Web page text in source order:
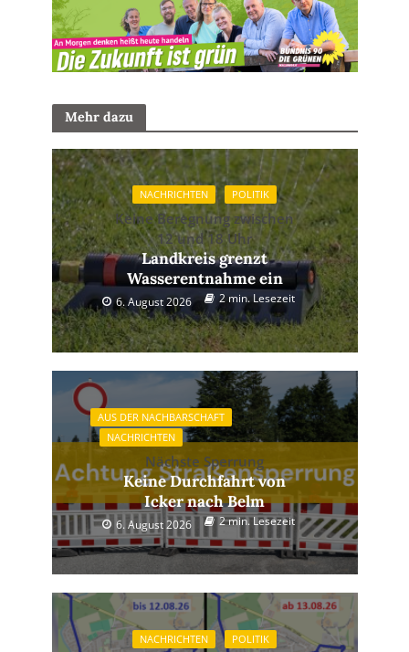
Mehr dazu
NACHRICHTEN POLITIK
Keine Beregnung zwischen
12 und 18 Uhr
Landkreis grenzt
Wasserentnahme ein
6. August 2026 2 min. Lesezeit
AUS DER NACHBARSCHAFT
NACHRICHTEN
Nächste Sperrung
Keine Durchfahrt von
Icker nach Belm
6. August 2026 2 min. Lesezeit
NACHRICHTEN POLITIK